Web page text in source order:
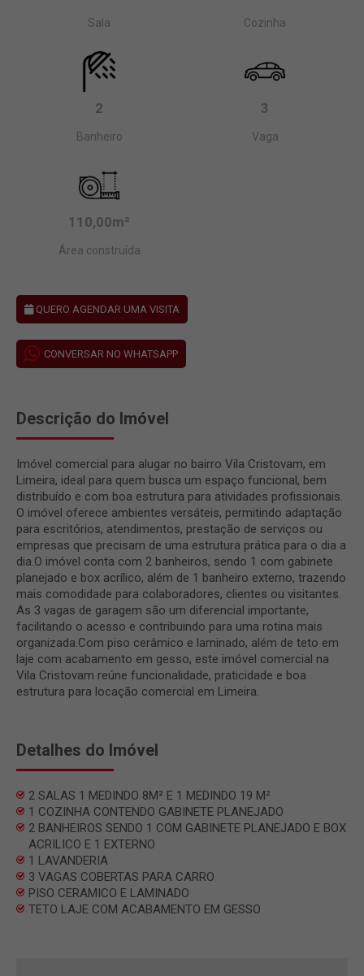
Sala Cozinha
2
Banheiro
3
Vaga
110,00m²
Área construída
QUERO AGENDAR UMA VISITA
CONVERSAR NO WHATSAPP
Descrição do Imóvel
Imóvel comercial para alugar no bairro Vila Cristovam, em
Limeira, ideal para quem busca um espaço funcional, bem
distribuído e com boa estrutura para atividades profissionais.
O imóvel oferece ambientes versáteis, permitindo adaptação
para escritórios, atendimentos, prestação de serviços ou
empresas que precisam de uma estrutura prática para o dia a
dia.O imóvel conta com 2 banheiros, sendo 1 com gabinete
planejado e box acrílico, além de 1 banheiro externo, trazendo
mais comodidade para colaboradores, clientes ou visitantes.
As 3 vagas de garagem são um diferencial importante,
facilitando o acesso e contribuindo para uma rotina mais
organizada.Com piso cerâmico e laminado, além de teto em
laje com acabamento em gesso, este imóvel comercial na
Vila Cristovam reúne funcionalidade, praticidade e boa
estrutura para locação comercial em Limeira.
Detalhes do Imóvel
2 SALAS 1 MEDINDO 8M² E 1 MEDINDO 19 M²
1 COZINHA CONTENDO GABINETE PLANEJADO
2 BANHEIROS SENDO 1 COM GABINETE PLANEJADO E BOX
ACRILICO E 1 EXTERNO
1 LAVANDERIA
3 VAGAS COBERTAS PARA CARRO
PISO CERAMICO E LAMINADO
TETO LAJE COM ACABAMENTO EM GESSO